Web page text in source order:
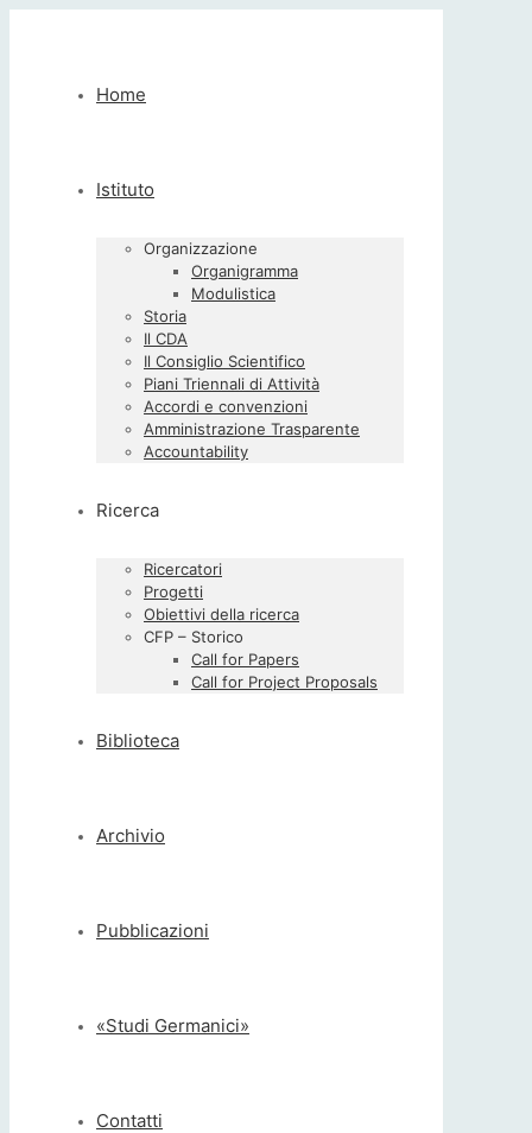
Home
Istituto
Organizzazione
Organigramma
Modulistica
Storia
Il CDA
Il Consiglio Scientifico
Piani Triennali di Attività
Accordi e convenzioni
Amministrazione Trasparente
Accountability
Ricerca
Ricercatori
Progetti
Obiettivi della ricerca
CFP – Storico
Call for Papers
Call for Project Proposals
Biblioteca
Archivio
Pubblicazioni
«Studi Germanici»
Contatti